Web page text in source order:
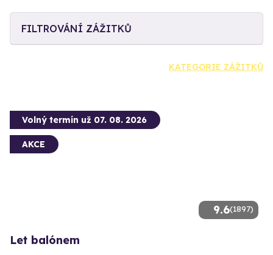
FILTROVÁNÍ ZÁŽITKŮ
KATEGORIE ZÁŽITKŮ
9.6(1897)
Volný termín už 07. 08. 2026
AKCE
Let balónem